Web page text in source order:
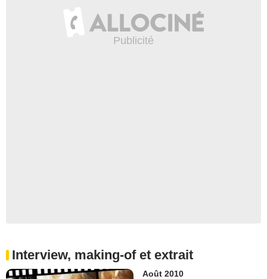
Interview, making-of et extrait
Août 2010